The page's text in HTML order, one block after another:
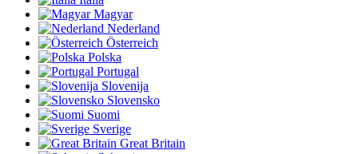
Magyar
Nederland
Österreich
Polska
Portugal
Slovenija
Slovensko
Suomi
Sverige
Great Britain